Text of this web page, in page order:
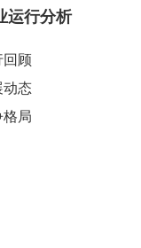
运行分析
顾
态
局